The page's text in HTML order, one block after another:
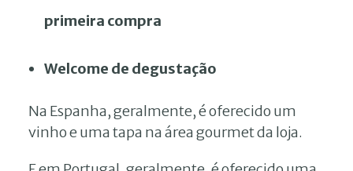
primeira compra
Welcome de degustação
Na Espanha, geralmente, é oferecido um
vinho e uma tapa na área gourmet da loja.